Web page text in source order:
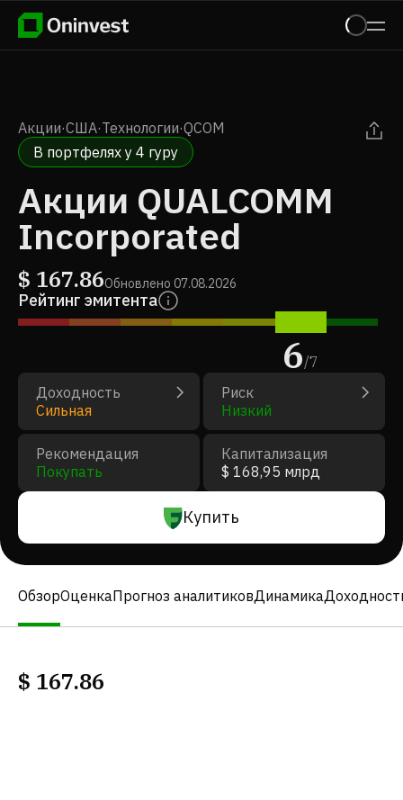
Акции·США·Технологии·QCOM
В портфелях у 4 гуру
Акции QUALCOMM
Incorporated
$ 167.86Обновлено 07.08.2026
Рейтинг эмитента
6/7
Доходность
Сильная
Риск
Низкий
Рекомендация
Покупать
Капитализация
$ 168,95 млрд
Купить
ОбзорОценкаПрогноз аналитиковДинамика
$ 167.86